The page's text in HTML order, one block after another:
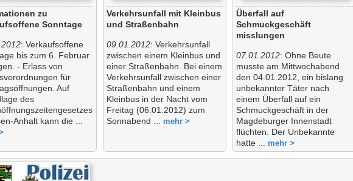
zu
Sonntage
: Verkaufsoffene
bis zum 6. Februar
- Erlass von
für
Auf
des
Anhalt kann die ...
Verkehrsunfall mit Kleinbus
und Straßenbahn
09.01.2012: Verkehrsunfall
zwischen einem Kleinbus und
einer Straßenbahn. Bei einem
Verkehrsunfall zwischen einer
Straßenbahn und einem
Kleinbus in der Nacht vom
Freitag (06.01.2012) zum
Sonnabend ... mehr >
Überfall auf
Schmuckgeschäft
misslungen
07.01.2012: Ohne Beute
musste am Mittwochabend
den 04.01.2012, ein bislang
unbekannter Täter nach
einem Überfall auf ein
Schmuckgeschäft in der
Magdeburger Innenstadt
flüchten. Der Unbekannte
hatte ... mehr >